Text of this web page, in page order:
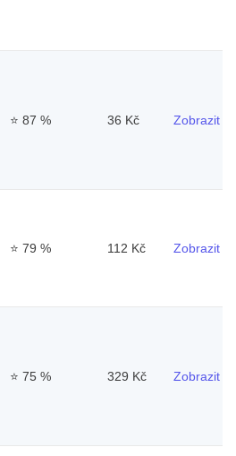
⭐ 87 % 36 Kč Zobrazit
⭐ 79 % 112 Kč Zobrazit
⭐ 75 % 329 Kč Zobrazit